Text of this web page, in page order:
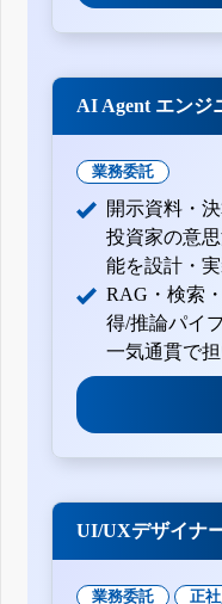
AI Agent エンジ
業務委託
開示資料・
投資家の意
能を設計・
RAG・検索
得/推論パイ
一気通貫で担
UI/UXデザイナ
業務委託 正